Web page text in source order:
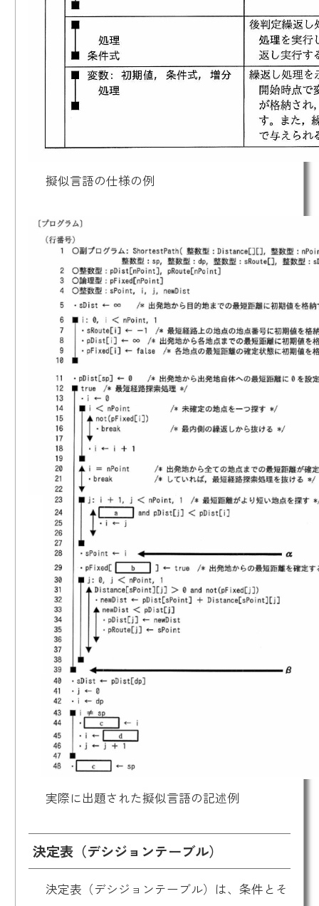
擬似言語の仕様の例
実際に出題された擬似言語の記述例
決定表（デシジョンテーブル）
決定表（デシジョンテーブル）は、条件とそ